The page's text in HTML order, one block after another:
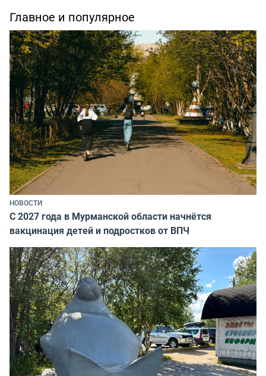
Главное и популярное
НОВОСТИ
С 2027 года в Мурманской области начнётся
вакцинация детей и подростков от ВПЧ